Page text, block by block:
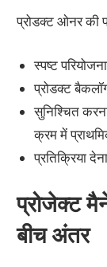
प्रोडक्ट ओनर की
स्पष्ट
प्रोडक्ट
सुनिश्चित
क्रम में
प्रतिक्रिया
प्रोजेक्ट
बीच अंतर